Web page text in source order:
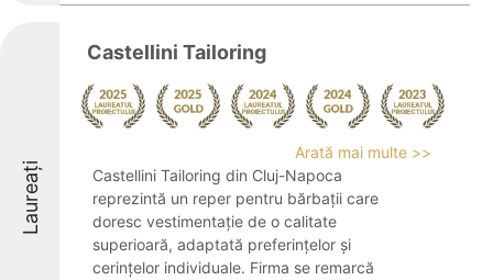
Laureați
Castellini Tailoring
Arată mai multe >>
Castellini Tailoring din Cluj-Napoca
reprezintă un reper pentru bărbații care
doresc vestimentație de o calitate
superioară, adaptată preferințelor și
cerințelor individuale. Firma se remarcă